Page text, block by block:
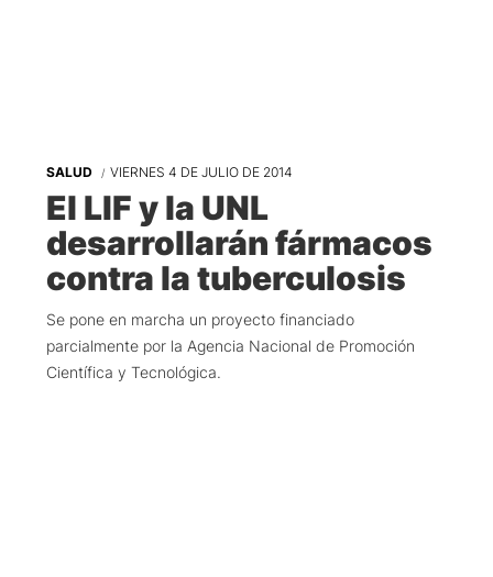
SALUD VIERNES 4 DE JULIO DE 2014
El LIF y la UNL
desarrollarán fármacos
contra la tuberculosis
Se pone en marcha un proyecto financiado
parcialmente por la Agencia Nacional de Promoción
Científica y Tecnológica.